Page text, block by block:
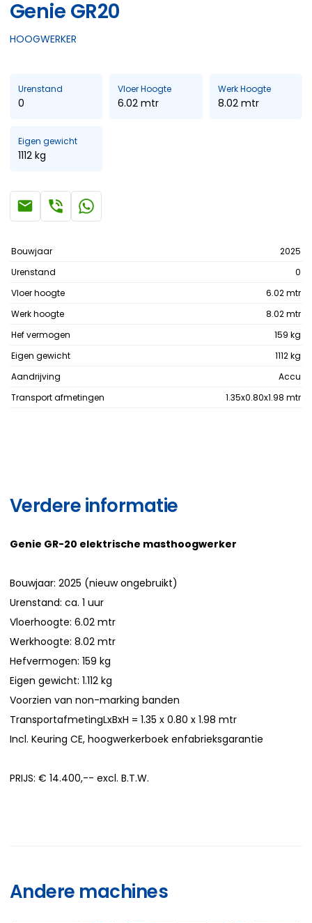
Auto
Bekijk het
Genie GR20
HOOGWERKER
Urenstand
0
Vloer Hoogte
6.02 mtr
Werk Hoogte
8.02 mtr
Eigen gewicht
1112 kg
Bouwjaar
2025
Urenstand
0
Vloer hoogte
6.02 mtr
Werk hoogte
8.02 mtr
Hef vermogen
159 kg
Eigen gewicht
1112 kg
Aandrijving
Accu
Transport afmetingen
1.35x0.80x1.98 mtr
Verdere informatie
Genie GR-20 elektrische masthoogwerker
Bouwjaar: 2025 (nieuw ongebruikt)
Urenstand: ca. 1 uur
Vloerhoogte: 6.02 mtr
Werkhoogte: 8.02 mtr
Hefvermogen: 159 kg
Eigen gewicht: 1.112 kg
Voorzien van non-marking banden
TransportafmetingLxBxH = 1.35 x 0.80 x 1.98 mtr
Incl. Keuring CE, hoogwerkerboek enfabrieksgarantie
PRIJS: € 14.400,-- excl. B.T.W.
Andere machines